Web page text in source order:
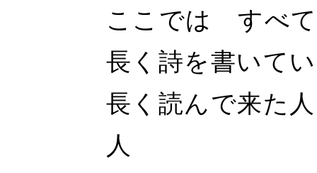
ここでは すべ
長く詩を書いて
長く読んで来た
人